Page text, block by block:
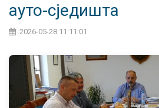
ауто-сједишта
2026-05-28 11:11:01